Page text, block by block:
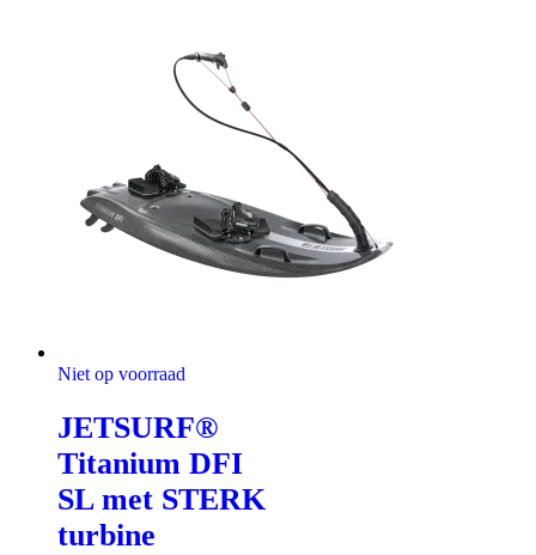
Niet op voorraad
JETSURF®
Titanium DFI
SL met STERK
turbine